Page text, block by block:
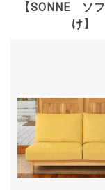
【SONNE ソ
け】